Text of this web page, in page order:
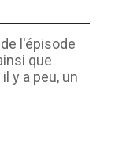
l'épisode
que
y a peu, un